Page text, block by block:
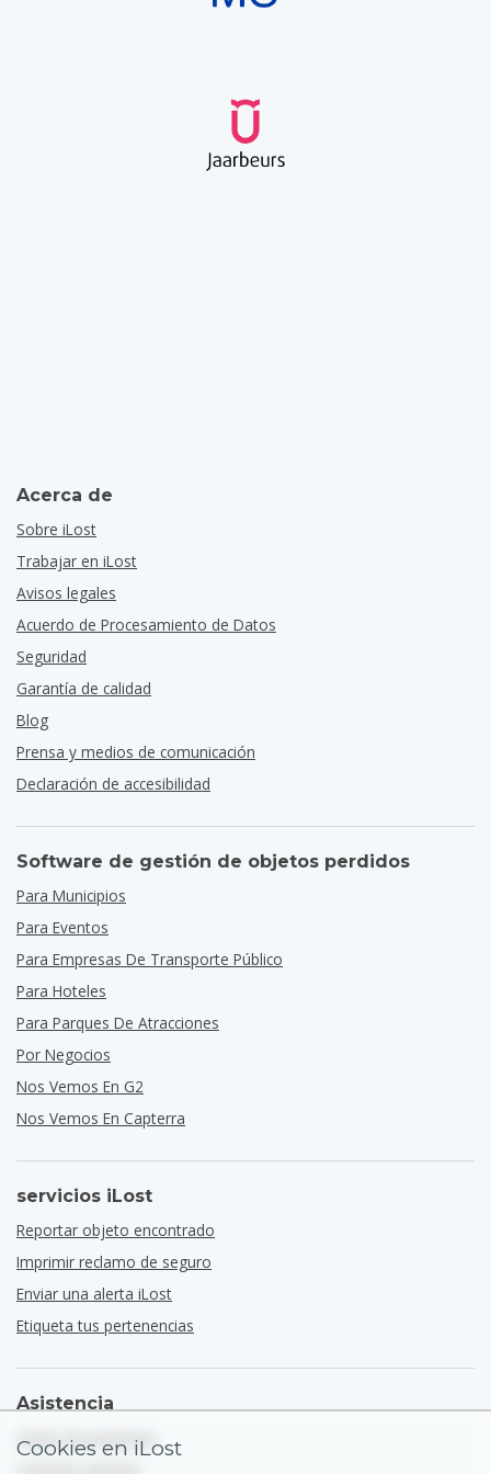
Acerca de
Sobre iLost
Trabajar en iLost
Avisos legales
Acuerdo de Procesamiento de Datos
Seguridad
Garantía de calidad
Blog
Prensa y medios de comunicación
Declaración de accesibilidad
Software de gestión de objetos perdidos
Para Municipios
Para Eventos
Para Empresas De Transporte Público
Para Hoteles
Para Parques De Atracciones
Por Negocios
Nos Vemos En G2
Nos Vemos En Capterra
servicios iLost
Reportar objeto encontrado
Imprimir reclamo de seguro
Enviar una alerta iLost
Etiqueta tus pertenencias
Asistencia
centro de asistencia
Cookies en iLost